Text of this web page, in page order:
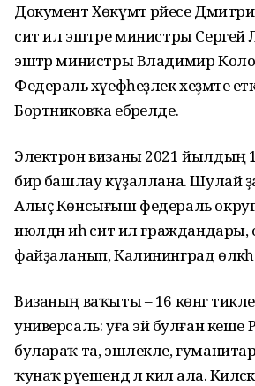
Документ Хөкүмәт рәйесе
сит ил эштәре министры Сергей
эштәр министры Владимир
Федераль хәүефһеҙлек хеҙмәте
Бортниковҡа ебәрелде.
Электрон визаны 2021 йылдың
бирә башлау күҙаллана. Шулай
Алыҫ Көнсығыш федераль
июлдән иһә сит ил граждандары,
файҙаланып, Калининград
Визаның ваҡыты – 16 көнгә
универсаль: уға эйә булған кеше
булараҡ та, эшлекле,
ҡунаҡ рәүешендә лә килә ала.